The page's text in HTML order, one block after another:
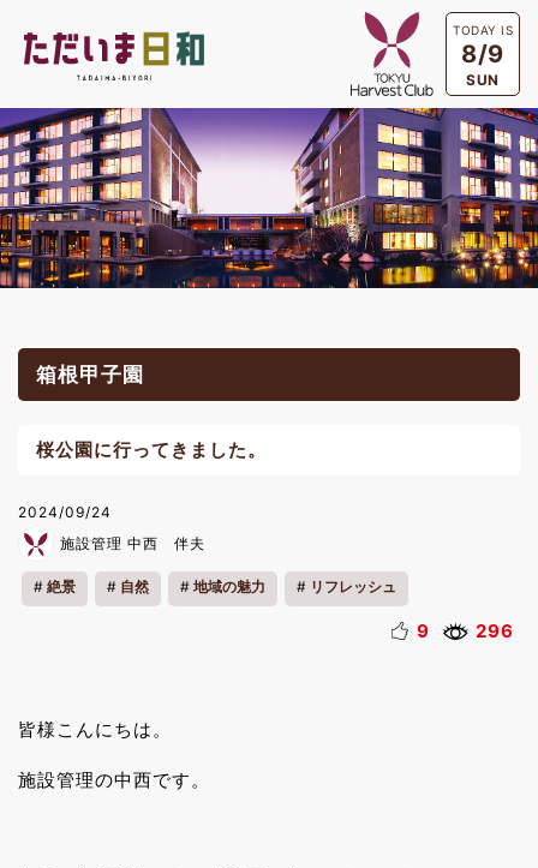
TODAY IS
8/9
SUN
箱根甲子園
桜公園に行ってきました。
2024/09/24
施設管理 中西 伴夫
絶景 自然 地域の魅力 リフレッシュ
9 296
皆様こんにちは。
施設管理の中西です。